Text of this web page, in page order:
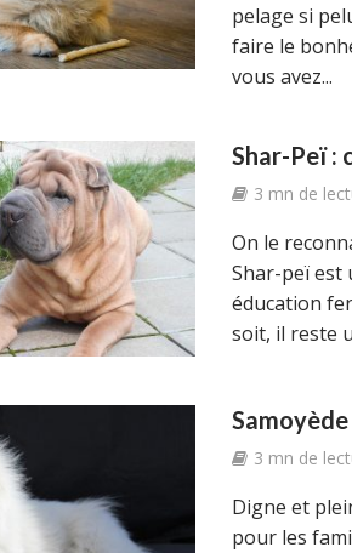
pelage si
faire le
vous avez...
Shar-Peï :
3 mn de
On le
Shar-peï est
éducation
soit, il reste
3 mn de
Digne et
pour les